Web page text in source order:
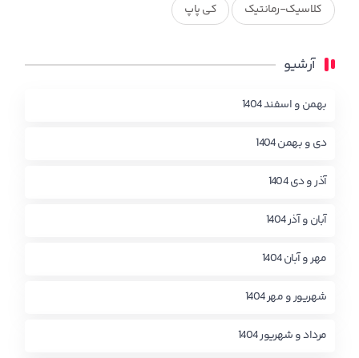
کلاسیک-رمانتیک کی پاپ
آرشیو
بهمن و اسفند 1404
دی و بهمن 1404
آذر و دی 1404
آبان و آذر 1404
مهر و آبان 1404
شهریور و مهر 1404
مرداد و شهریور 1404